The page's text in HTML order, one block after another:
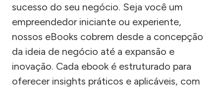
sucesso do seu negócio. Seja você um
empreendedor iniciante ou experiente,
nossos eBooks cobrem desde a concepção
da ideia de negócio até a expansão e
inovação. Cada ebook é estruturado para
oferecer insights práticos e aplicáveis, com